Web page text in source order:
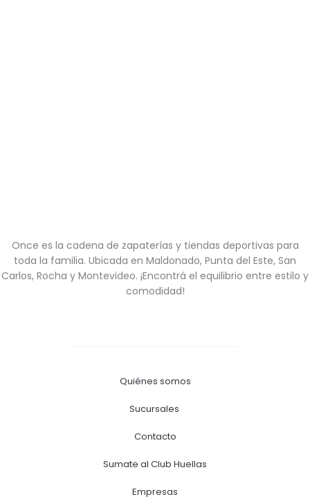
Once es la cadena de zapaterías y tiendas deportivas para
toda la familia. Ubicada en Maldonado, Punta del Este, San
Carlos, Rocha y Montevideo. ¡Encontrá el equilibrio entre estilo y
comodidad!
Quiénes somos
Sucursales
Contacto
Sumate al Club Huellas
Empresas